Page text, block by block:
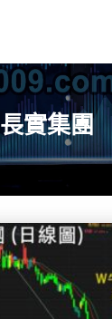
長實集團